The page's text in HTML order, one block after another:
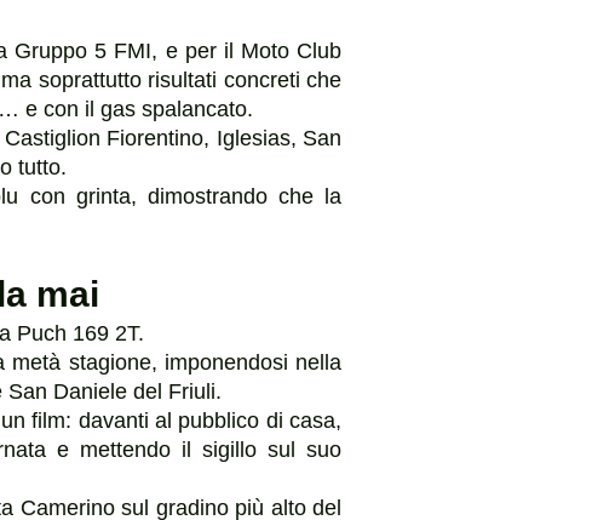
Gruppo 5 FMI, e per il Moto Club
soprattutto risultati concreti che
e con il gas spalancato.
Fiorentino, Iglesias, San
tutto.
con grinta, dimostrando che la
mai
Puch 169 2T.
stagione, imponendosi nella
Daniele del Friuli.
film: davanti al pubblico di casa,
e mettendo il sigillo sul suo
Camerino sul gradino più alto del